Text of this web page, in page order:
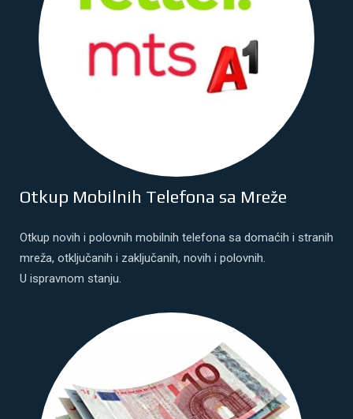
Otkup Mobilnih Telefona sa Mreže
Otkup novih i polovnih mobilnih telefona sa domaćih i stranih
mreža, otključanih i zaključanih, novih i polovnih.
U ispravnom stanju.